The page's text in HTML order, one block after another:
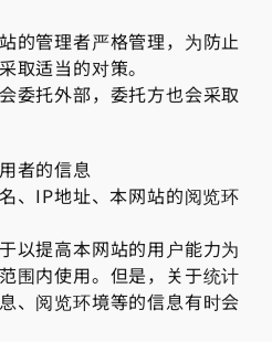
的管理者严格管理，为防止
取适当的对策。
委托外部，委托方也会采取
者的信息
、IP地址、本网站的阅览环
以提高本网站的用户能力为
围内使用。但是，关于统计
、阅览环境等的信息有时会